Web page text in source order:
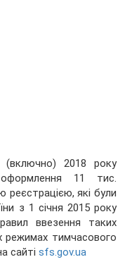
2018 року
11 тис.
реєстрацією, які були
з 1 січня 2015 року
ввезення таких
режимах тимчасового
сайтіsfs.gov.ua